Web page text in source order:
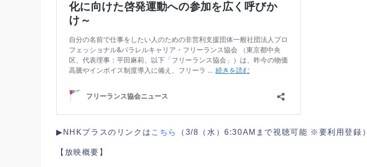
▶︎NHKプラスのリンクは こちら （3/8（水）6:30AMまで視聴可能 ※要利用登録）
【放映概要】